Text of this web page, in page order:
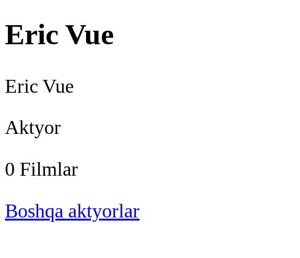
Eric Vue
Eric Vue
Aktyor
0 Filmlar
Boshqa aktyorlar